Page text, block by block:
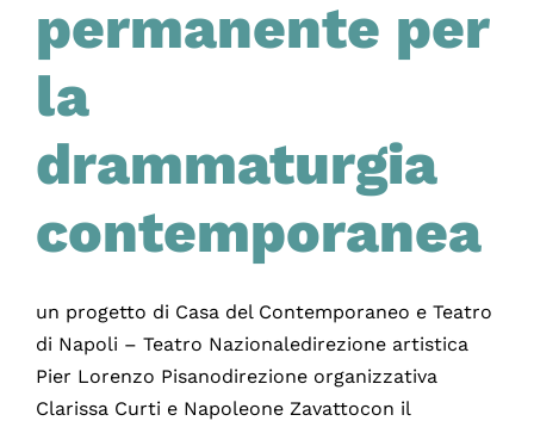
permanente per
la
drammaturgia
contemporanea
un progetto di Casa del Contemporaneo e Teatro
di Napoli – Teatro Nazionaledirezione artistica
Pier Lorenzo Pisanodirezione organizzativa
Clarissa Curti e Napoleone Zavattocon il